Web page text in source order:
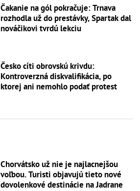
Čakanie na gól pokračuje: Trnava
rozhodla už do prestávky, Spartak dal
nováčikovi tvrdú lekciu
Česko cíti obrovskú krivdu:
Kontroverzná diskvalifikácia, po
ktorej ani nemohlo podať protest
Chorvátsko už nie je najlacnejšou
voľbou. Turisti objavujú tieto nové
dovolenkové destinácie na Jadrane